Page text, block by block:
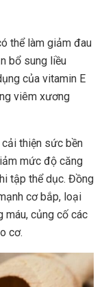
thể làm giảm đau
bổ sung liều
của vitamin E
viêm xương
thiện sức bền
mức độ căng
tập thể dục. Đồng
cơ bắp, loại
máu, củng cố các
cơ.